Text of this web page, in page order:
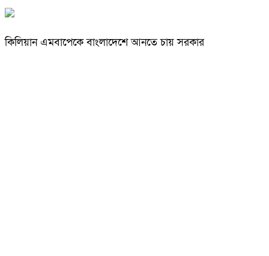
কিলিয়ান এমবাপেকে বাংলাদেশে আনতে চায় সরকার